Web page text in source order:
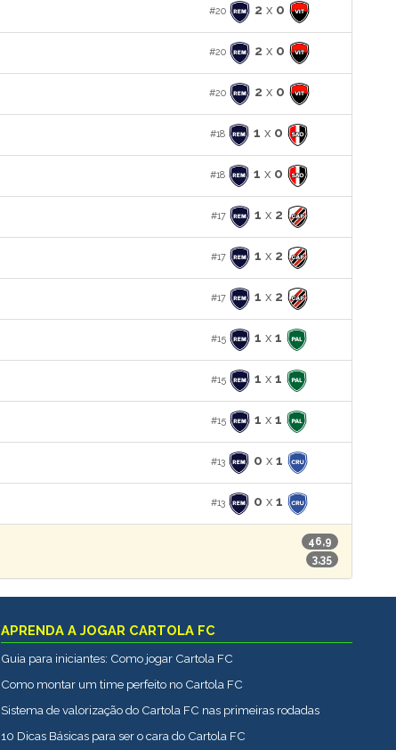
#20 2 x 0
#20 2 x 0
#20 2 x 0
#18 1 x 0
#18 1 x 0
#17 1 x 2
#17 1 x 2
#17 1 x 2
#15 1 x 1
#15 1 x 1
#15 1 x 1
#13 0 x 1
#13 0 x 1
46,9
3,35
APRENDA A JOGAR CARTOLA FC
Guia para iniciantes: Como jogar Cartola FC
Como montar um time perfeito no Cartola FC
Sistema de valorização do Cartola FC nas primeiras rodadas
10 Dicas Básicas para ser o cara do Cartola FC